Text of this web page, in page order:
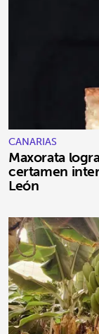
CANARIAS
Maxorata
certamen
León